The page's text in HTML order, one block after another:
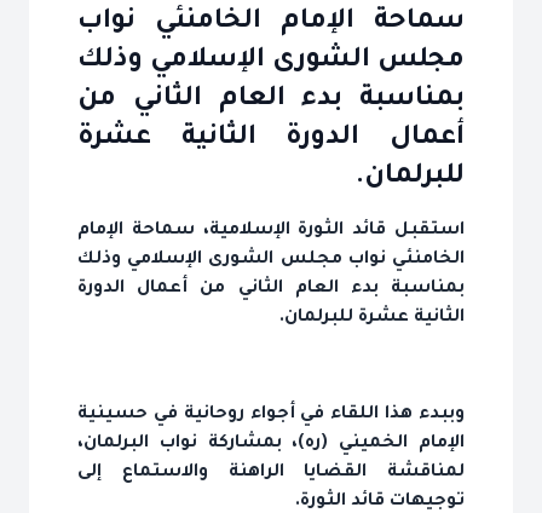
سماحة الإمام الخامنئي نواب
مجلس الشورى الإسلامي وذلك
بمناسبة بدء العام الثاني من
أعمال الدورة الثانية عشرة
للبرلمان.
استقبل قائد الثورة الإسلامية، سماحة الإمام
الخامنئي نواب مجلس الشورى الإسلامي وذلك
بمناسبة بدء العام الثاني من أعمال الدورة
الثانية عشرة للبرلمان.
وببدء هذا اللقاء في أجواء روحانية في حسينية
الإمام الخميني (ره)، بمشاركة نواب البرلمان،
لمناقشة القضايا الراهنة والاستماع إلى
توجيهات قائد الثورة.